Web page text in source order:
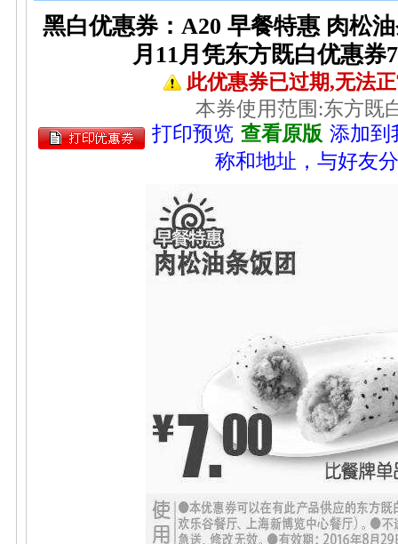
黑白优惠券：A20 早餐特惠 肉松
月11月凭东方既白优惠券
此优惠券已过期,无法
本券使用范围:东方既
打印预览 查看原版 添加到
称和地址，与好友